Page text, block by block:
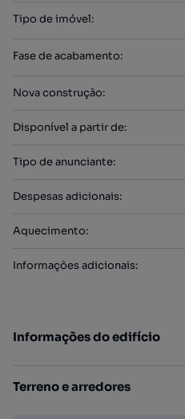
Tipo de imóvel:
Fase de acabamento:
Nova construção:
Disponível a partir de:
Tipo de anunciante:
Despesas adicionais:
Aquecimento:
Informações adicionais:
Informações do edifício
Terreno e arredores